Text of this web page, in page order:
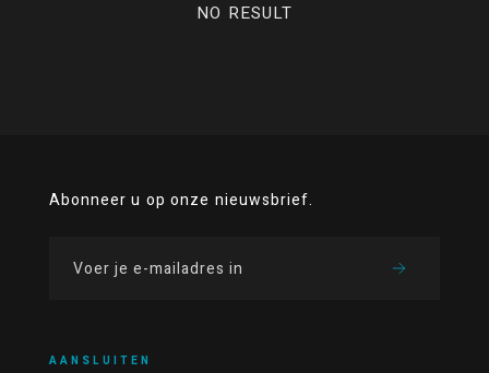
NO RESULT
Abonneer u op onze nieuwsbrief.
AANSLUITEN